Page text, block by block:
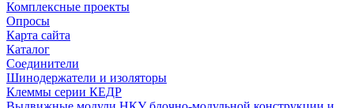
Комплексные проекты
Опросы
Карта сайта
Каталог
Соединители
Шинодержатели и изоляторы
Клеммы серии КЕДР